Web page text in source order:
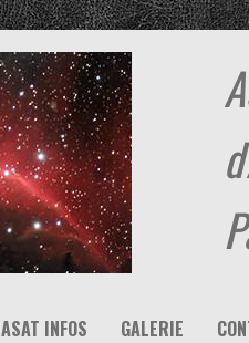
ASAT INFOS GALERIE